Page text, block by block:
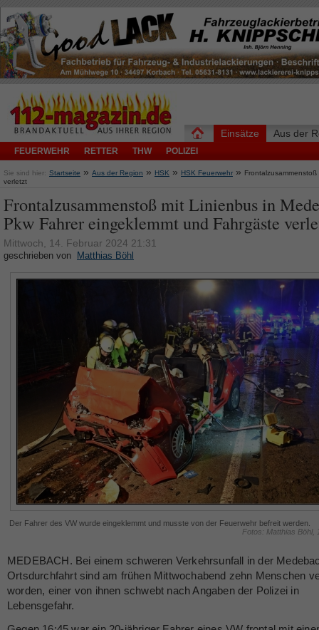
Einsätze
FEUERWEHR RETTER THW POLIZEI
Aus der
Sie sind hier: Startseite » Aus der Region » HSK » HSK Feuerwehr »
verletzt
Frontalzusammenstoß mit Linienbus in
Pkw Fahrer eingeklemmt und Fahrgäste
Mittwoch, 14. Februar 2024 21:31
geschrieben von Matthias Böhl
Der Fahrer des VW wurde eingeklemmt und musste von der Feuerwehr befreit werden.
Fotos: Matthias Böhl,
MEDEBACH. Bei einem schweren Verkehrsunfall in der
Ortsdurchfahrt sind am frühen Mittwochabend zehn Menschen
worden, einer von ihnen schwebt nach Angaben der Polizei in
Lebensgefahr.